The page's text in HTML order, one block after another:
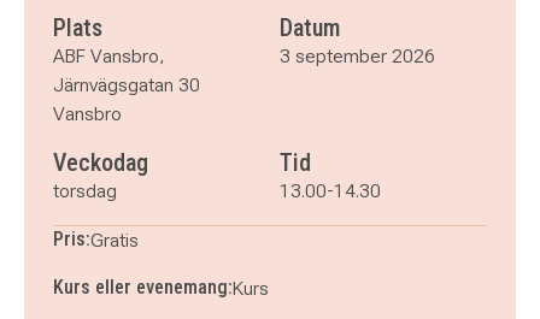
torsdag 1 oktober 2026
klockan 13.00–14.30
torsdag 8 oktober 2026
klockan 13.00–14.30
torsdag 15 oktober 2026
klockan 13.00–14.30
torsdag 22 oktober 2026
torsdag 5 november 2026klockan 13.00–14.30
torsdag 12 november 2026 klockan 13.00–14.30
Plats
ABF Vansbro,
Järnvägsgatan 30
Vansbro
Datum
3 september 2026
Veckodag
torsdag
Tid
13.00-14.30
Pris:Gratis
Kurs eller evenemang:Kurs